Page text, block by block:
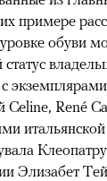
примере
обуви
Celine, René
Элизабет